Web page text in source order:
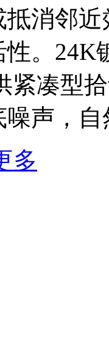
消邻
。24K
紧凑型
声，自
多